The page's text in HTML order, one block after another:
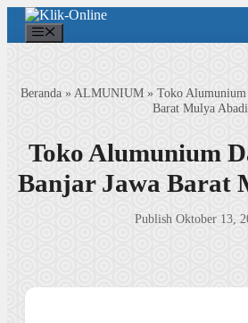
Langsung
isi
Beranda » ALMUNIUM » Toko
Barat Mulya Abadi
Toko Alumunium
Banjar Jawa Barat
Publish Oktober 13,